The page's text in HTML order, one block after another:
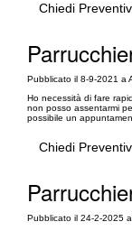
Chiedi
Pubblicato il 8-9-2021 a
Ho necessità di fare
non posso assentarmi
possibile un
Chiedi
Pubblicato il 24-2-2025